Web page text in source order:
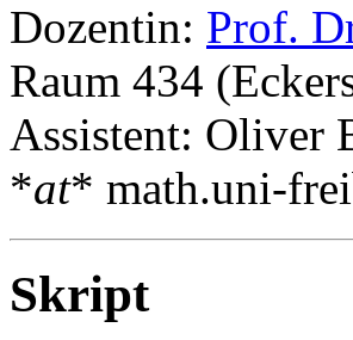
Dozentin: Prof.
Raum 434
Assistent: Oliver
*at* math.uni-
Skript